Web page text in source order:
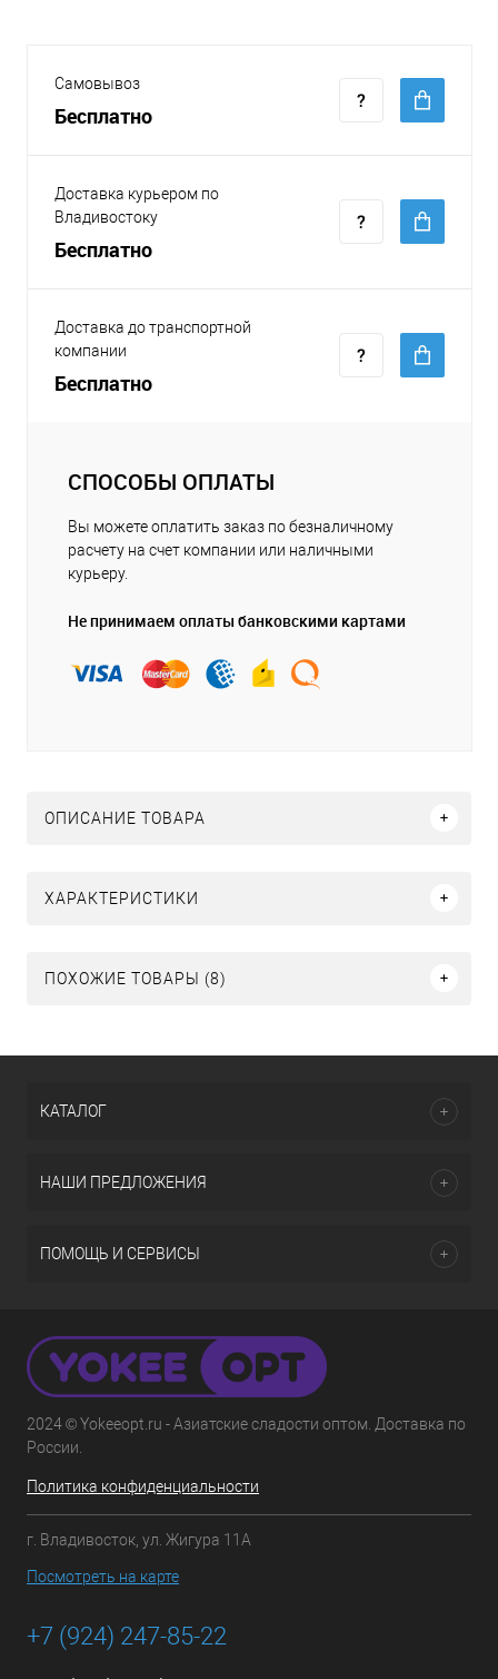
Самовывоз
Бесплатно
Доставка курьером по
Владивостоку
Бесплатно
Доставка до транспортной
компании
Бесплатно
СПОСОБЫ ОПЛАТЫ
Вы можете оплатить заказ по безналичному
расчету на счет компании или наличными
курьеру.
Не принимаем оплаты банковскими картами
ОПИСАНИЕ ТОВАРА
ХАРАКТЕРИСТИКИ
ПОХОЖИЕ ТОВАРЫ (8)
КАТАЛОГ
НАШИ ПРЕДЛОЖЕНИЯ
ПОМОЩЬ И СЕРВИСЫ
2024 © Yokeeopt.ru - Азиатские сладости оптом. Доставка по
России.
Политика конфиденциальности
г. Владивосток, ул. Жигура 11А
Посмотреть на карте
+7 (924) 247-85-22